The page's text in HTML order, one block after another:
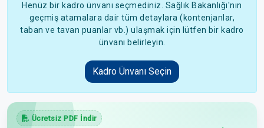
Henüz bir kadro ünvanı seçmediniz. Sağlık Bakanlığı'nın
geçmiş atamalara dair tüm detaylara (kontenjanlar,
taban ve tavan puanlar vb.) ulaşmak için lütfen bir kadro
ünvanı belirleyin.
Kadro Ünvanı Seçin
Ücretsiz PDF İndir